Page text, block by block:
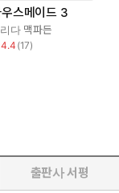
스메이드 3
다 맥파든
4.4 (17)
출판사 서평